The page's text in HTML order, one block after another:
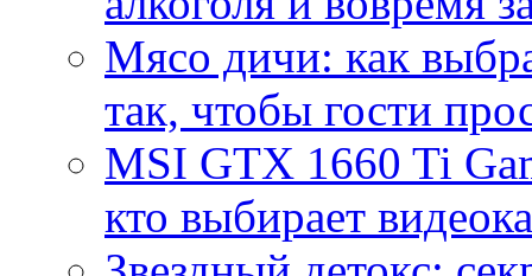
Мясо дичи: как
так, чтобы гости
MSI GTX 1660 Ti
кто выбирает